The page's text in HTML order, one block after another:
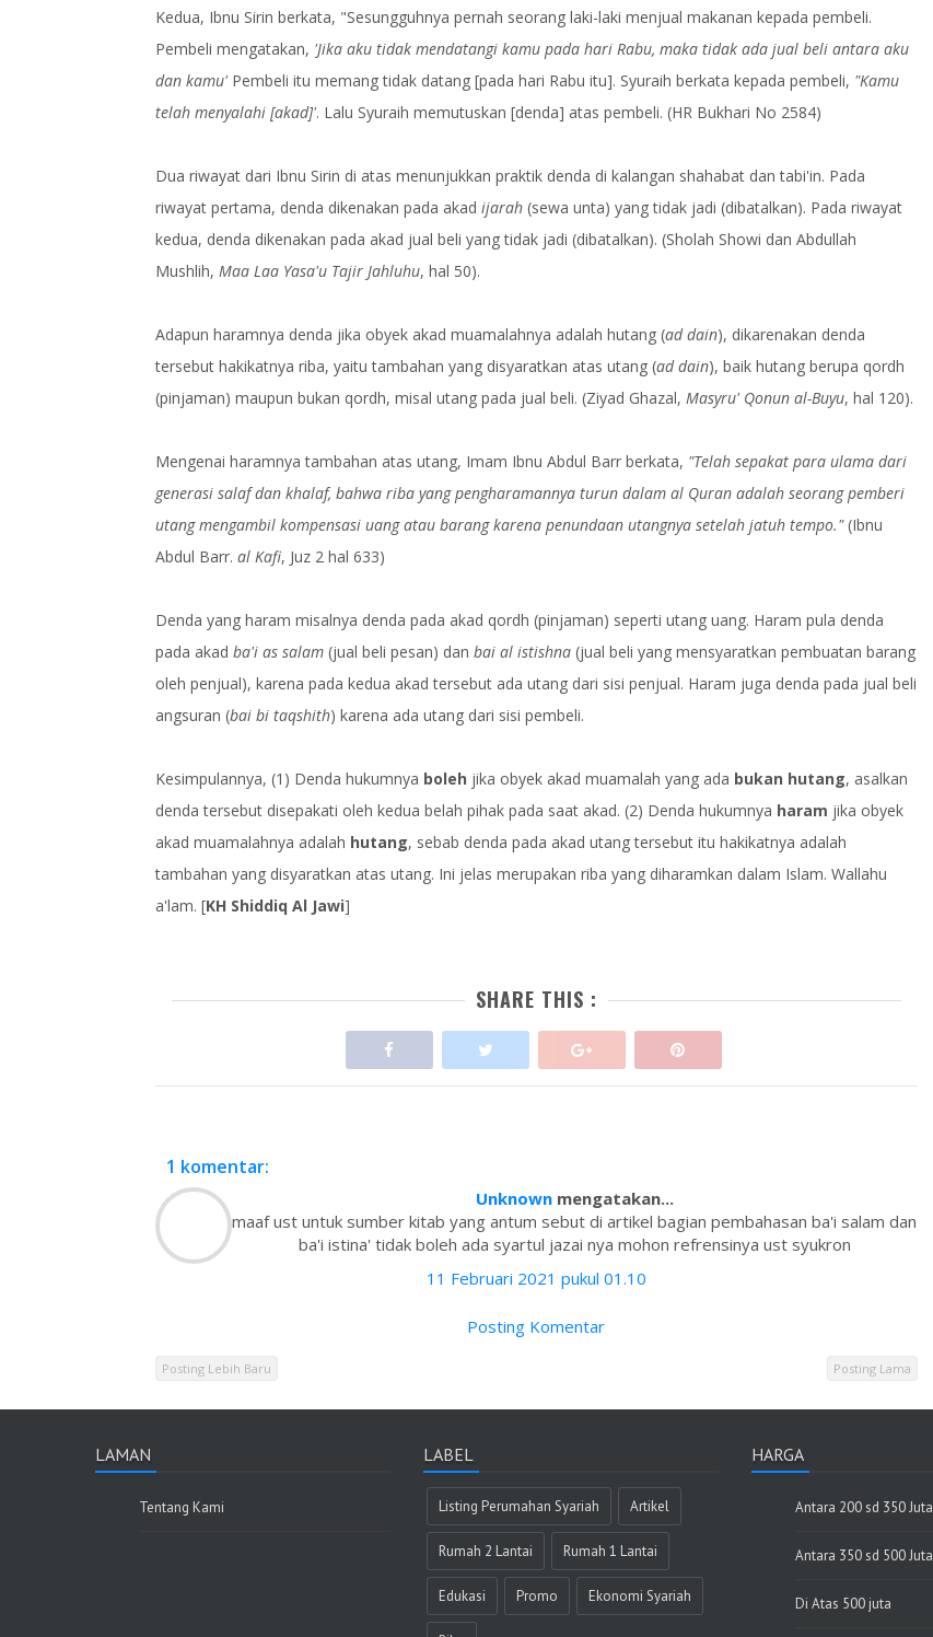
Kedua, Ibnu Sirin berkata, "Sesungguhnya pernah seorang laki-laki menjual makanan kepada pembeli.
Pembeli mengatakan, 'Jika aku tidak mendatangi kamu pada hari Rabu, maka tidak ada jual beli antara aku
dan kamu' Pembeli itu memang tidak datang [pada hari Rabu itu]. Syuraih berkata kepada pembeli, "Kamu
telah menyalahi [akad]'. Lalu Syuraih memutuskan [denda] atas pembeli. (HR Bukhari No 2584)
Dua riwayat dari Ibnu Sirin di atas menunjukkan praktik denda di kalangan shahabat dan tabi'in. Pada
riwayat pertama, denda dikenakan pada akad ijarah (sewa unta) yang tidak jadi (dibatalkan). Pada riwayat
kedua, denda dikenakan pada akad jual beli yang tidak jadi (dibatalkan). (Sholah Showi dan Abdullah
Mushlih, Maa Laa Yasa'u Tajir Jahluhu, hal 50).
Adapun haramnya denda jika obyek akad muamalahnya adalah hutang (ad dain), dikarenakan denda
tersebut hakikatnya riba, yaitu tambahan yang disyaratkan atas utang (ad dain), baik hutang berupa qordh
(pinjaman) maupun bukan qordh, misal utang pada jual beli. (Ziyad Ghazal, Masyru' Qonun al-Buyu, hal 120).
Mengenai haramnya tambahan atas utang, Imam Ibnu Abdul Barr berkata, "Telah sepakat para ulama dari
generasi salaf dan khalaf, bahwa riba yang pengharamannya turun dalam al Quran adalah seorang pemberi
utang mengambil kompensasi uang atau barang karena penundaan utangnya setelah jatuh tempo."(Ibnu
Abdul Barr. al Kafi, Juz 2 hal 633)
Denda yang haram misalnya denda pada akad qordh (pinjaman) seperti utang uang. Haram pula denda
pada akad ba'i as salam (jual beli pesan) dan bai al istishna (jual beli yang mensyaratkan pembuatan barang
oleh penjual), karena pada kedua akad tersebut ada utang dari sisi penjual. Haram juga denda pada jual beli
angsuran (bai bi taqshith) karena ada utang dari sisi pembeli.
Kesimpulannya, (1) Denda hukumnya boleh jika obyek akad muamalah yang ada bukan hutang, asalkan
denda tersebut disepakati oleh kedua belah pihak pada saat akad. (2) Denda hukumnya haram jika obyek
akad muamalahnya adalah hutang, sebab denda pada akad utang tersebut itu hakikatnya adalah
tambahan yang disyaratkan atas utang. Ini jelas merupakan riba yang diharamkan dalam Islam. Wallahu
a'lam. [KH Shiddiq Al Jawi]
SHARE THIS :
1 komentar:
Unknownmengatakan...
maaf ust untuk sumber kitab yang antum sebut di artikel bagian pembahasan ba'i salam dan
ba'i istina' tidak boleh ada syartul jazai nya mohon refrensinya ust syukron
11 Februari 2021 pukul 01.10
Posting Komentar
Posting Lebih Baru Posting Lama
LAMAN
Tentang Kami
LABEL
Listing Perumahan Syariah Artikel
Rumah 2 Lantai Rumah 1 Lantai
Edukasi Promo Ekonomi Syariah
HARGA
Antara 200 sd 350 Juta
Antara 350 sd 500 Juta
Di Atas 500 juta